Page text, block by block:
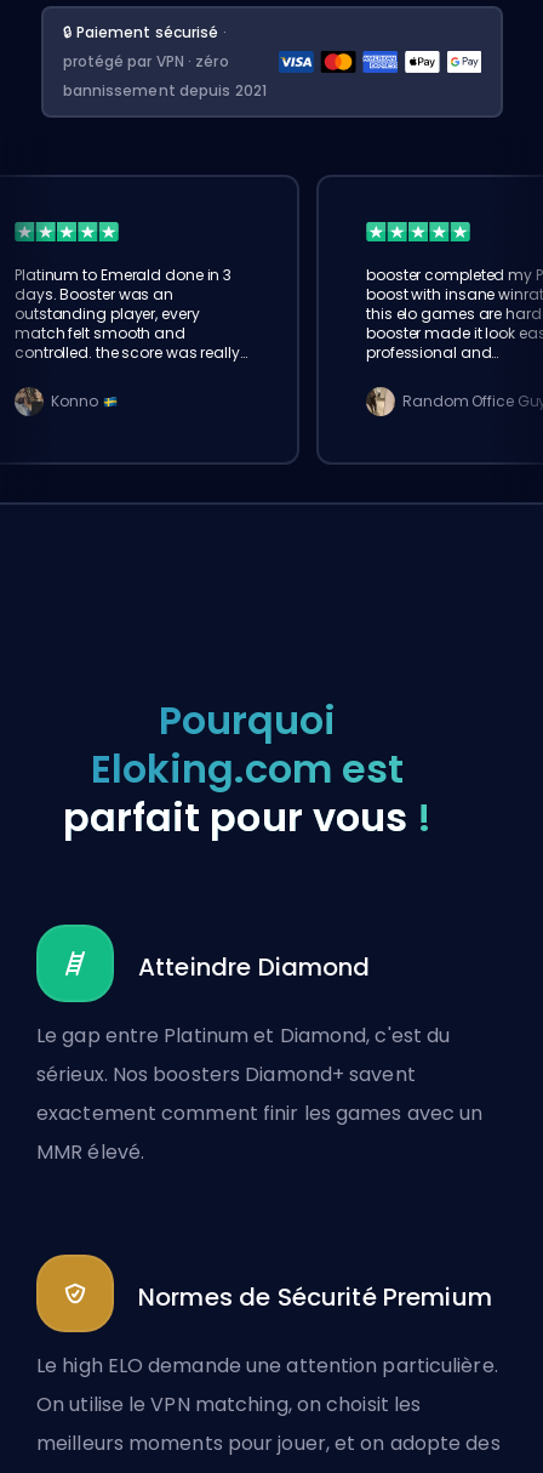
🔒 Paiement sécurisé ·
protégé par VPN · zéro
bannissement depuis 2021
Platinum to Emerald done in 3
days. Booster was an
outstanding player, every
match felt smooth and
controlled. the score was really
Konno
booster completed my
boost with insane
this elo games are
booster made it look
professional and
againRandom Office
Pourquoi
Eloking.com est
parfait pour vous !
Atteindre Diamond
Le gap entre Platinum et Diamond, c'est du
sérieux. Nos boosters Diamond+ savent
exactement comment finir les games avec un
MMR élevé.
Normes de Sécurité Premium
Le high ELO demande une attention particulière.
On utilise le VPN matching, on choisit les
meilleurs moments pour jouer, et on adopte des